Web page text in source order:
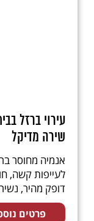
עירוי ברזל
שירה מדיקל
אנמיה מחוסר
לעייפות קשה,
דופק מהיר,
פרטים